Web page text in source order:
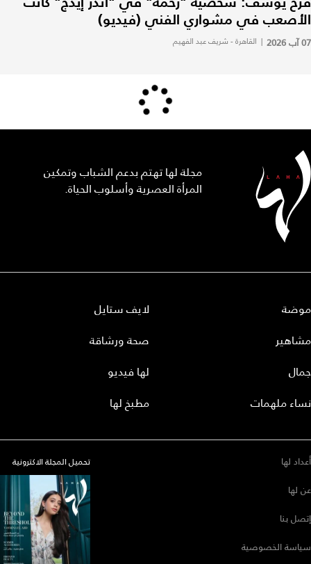
الأصعب في مشواري الفني (فيديو)
07 آب 2026 | القاهرة - شريف عبد الفهيم
مجلة لها تهتم بدعم الشباب وتمكين
المرأة العصرية وأسلوب الحياة.
موضة
مشاهير
جمال
نساء ملهمات
لايف ستايل
صحة ورشاقة
لها فيديو
مطبخ لها
أعداد لها
عن لها
إتصل بنا
سياسة الخصوصية
تحميل المجلة الاكترونية